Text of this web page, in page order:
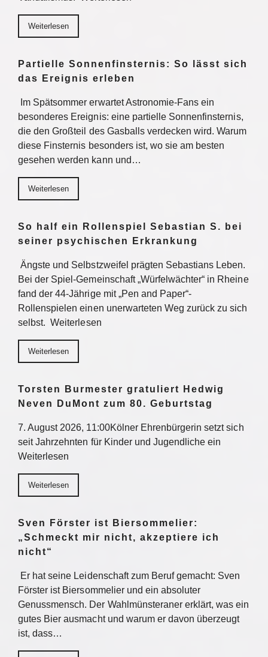
Weiterlesen
Partielle Sonnenfinsternis: So lässt sich
das Ereignis erleben
Im Spätsommer erwartet Astronomie-Fans ein
besonderes Ereignis: eine partielle Sonnenfinsternis,
die den Großteil des Gasballs verdecken wird. Warum
diese Finsternis besonders ist, wo sie am besten
gesehen werden kann und…
Weiterlesen
So half ein Rollenspiel Sebastian S. bei
seiner psychischen Erkrankung
Ängste und Selbstzweifel prägten Sebastians Leben.
Bei der Spiel-Gemeinschaft „Würfelwächter“ in Rheine
fand der 44-Jährige mit „Pen and Paper“-
Rollenspielen einen unerwarteten Weg zurück zu sich
selbst. Weiterlesen
Weiterlesen
Torsten Burmester gratuliert Hedwig
Neven DuMont zum 80. Geburtstag
7. August 2026, 11:00Kölner Ehrenbürgerin setzt sich
seit Jahrzehnten für Kinder und Jugendliche ein
Weiterlesen
Weiterlesen
Sven Förster ist Biersommelier:
„Schmeckt mir nicht, akzeptiere ich
nicht“
Er hat seine Leidenschaft zum Beruf gemacht: Sven
Förster ist Biersommelier und ein absoluter
Genussmensch. Der Wahlmünsteraner erklärt, was ein
gutes Bier ausmacht und warum er davon überzeugt
ist, dass…